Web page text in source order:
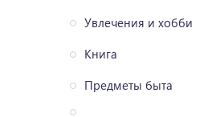
Увлечения и хобби
Книга
Предметы быта